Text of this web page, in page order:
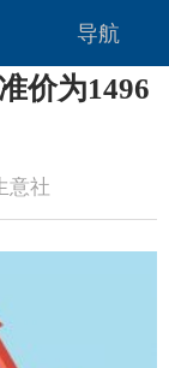
导航
价为1496
意社